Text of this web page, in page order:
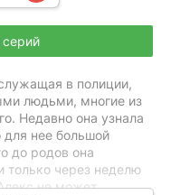
серий
в полиции,
людьми, многие из
Недавно она узнала
для нее большой
до родов она
только через неделю
не может